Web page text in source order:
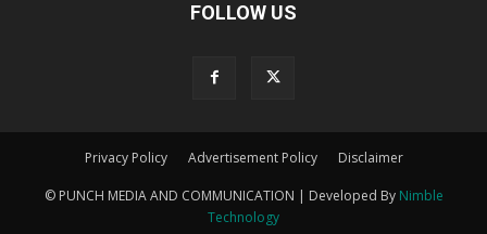
FOLLOW US
Privacy Policy Advertisement Policy Disclaimer
© PUNCH MEDIA AND COMMUNICATION | Developed By Nimble
Technology